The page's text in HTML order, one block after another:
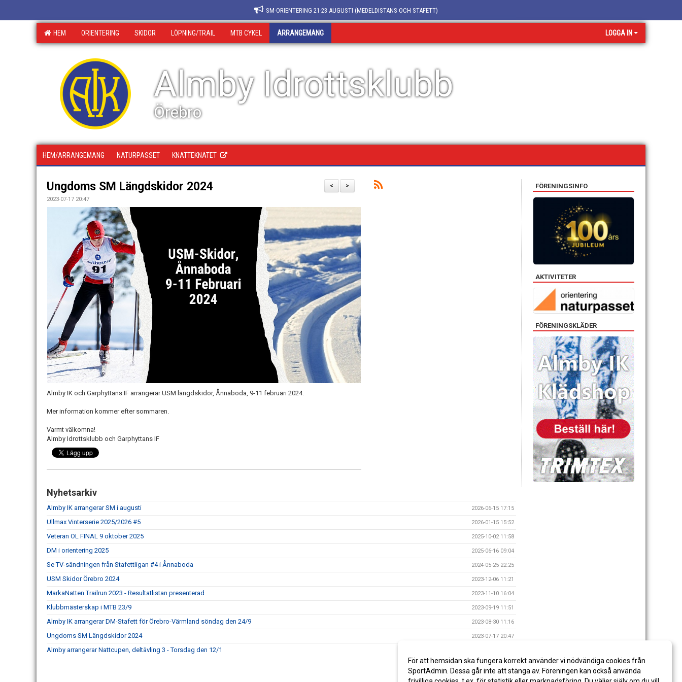
SM-ORIENTERING 21-23 AUGUSTI (MEDELDISTANS OCH STAFETT)
HEM ORIENTERING SKIDOR LÖPNING/TRAIL MTB CYKEL ARRANGEMANG LOGGA IN
Almby Idrottsklubb
Örebro
HEM/ARRANGEMANG NATURPASSET KNATTEKNATET
>
<
Ungdoms SM Längdskidor 2024
2023-07-17 20:47
Almby IK och Garphyttans IF arrangerar USM längdskidor, Ånnaboda, 9-11 februari 2024.
Mer information kommer efter sommaren.
Varmt välkomna!
Almby Idrottsklubb och Garphyttans IF
Nyhetsarkiv
Almby IK arrangerar SM i augusti 2026-06-15 17:15
Ullmax Vinterserie 2025/2026 #5 2026-01-15 15:52
Veteran OL FINAL 9 oktober 2025 2025-10-02 11:58
DM i orientering 2025 2025-06-16 09:04
Se TV-sändningen från Stafettligan #4 i Ånnaboda 2024-05-25 22:25
USM Skidor Örebro 2024 2023-12-06 11:21
MarkaNatten Trailrun 2023 - Resultatlistan presenterad 2023-11-10 16:04
Klubbmästerskap i MTB 23/9 2023-09-19 11:51
Almby IK arrangerar DM-Stafett för Örebro-Värmland söndag den 24/9 2023-08-30 11:16
Ungdoms SM Längdskidor 2024 2023-07-17 20:47
Almby arrangerar Nattcupen, deltävling 3 - Torsdag den 12/1
FÖRENINGSINFO
AKTIVITETER
FÖRENINGSKLÄDER
För att hemsidan ska fungera korrekt använder vi nödvändiga cookies från
SportAdmin. Dessa går inte att stänga av. Föreningen kan också använda